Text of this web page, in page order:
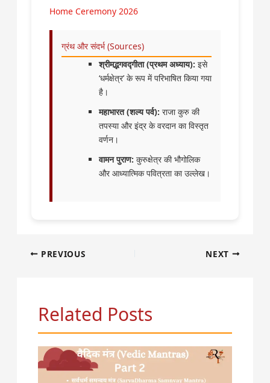
Home Ceremony 2026
ग्रंथ और संदर्भ (Sources)
श्रीमद्भगवद्गीता (प्रथम अध्याय): इसे
‘धर्मक्षेत्र’ के रूप में परिभाषित किया गया
है।
महाभारत (शल्य पर्व): राजा कुरु की
तपस्या और इंद्र के वरदान का विस्तृत
वर्णन।
वामन पुराण: कुरुक्षेत्र की भौगोलिक
और आध्यात्मिक पवित्रता का उल्लेख।
PREVIOUS NEXT
Related Posts